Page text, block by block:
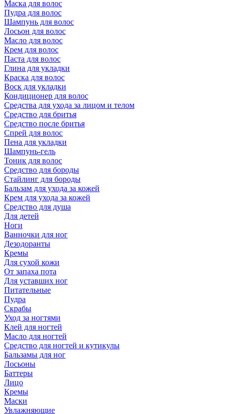
Маска для волос
Пудра для волос
Шампунь для волос
Лосьон для волос
Масло для волос
Крем для волос
Паста для волос
Глина для укладки
Краска для волос
Воск для укладки
Кондиционер для волос
Средства для ухода за лицом и телом
Средство для бритья
Средство после бритья
Спрей для волос
Пена для укладки
Шампунь-гель
Тоник для волос
Средство для бороды
Стайлинг для бороды
Бальзам для ухода за кожей
Крем для ухода за кожей
Средство для душа
Для детей
Ноги
Ванночки для ног
Дезодоранты
Кремы
Для сухой кожи
От запаха пота
Для уставших ног
Питательные
Пудра
Скрабы
Уход за ногтями
Клей для ногтей
Масло для ногтей
Средство для ногтей и кутикулы
Бальзамы для ног
Лосьоны
Баттеры
Лицо
Кремы
Маски
Увлажняющие